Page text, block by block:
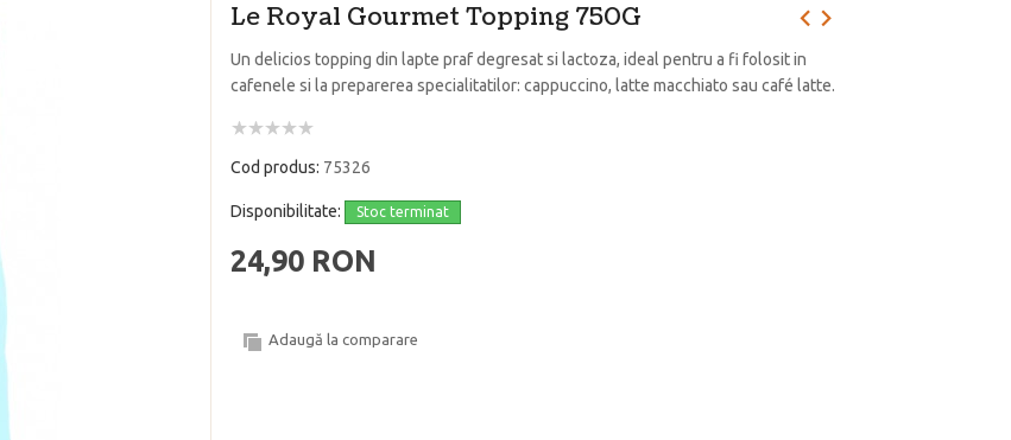
Le Royal Gourmet Topping 750G
Un delicios topping din lapte praf degresat si lactoza, ideal pentru a fi folosit in
cafenele si la preparerea specialitatilor: cappuccino, latte macchiato sau café latte.
Cod produs: 75326
Disponibilitate: Stoc terminat
24,90 RON
Adaugă la comparare